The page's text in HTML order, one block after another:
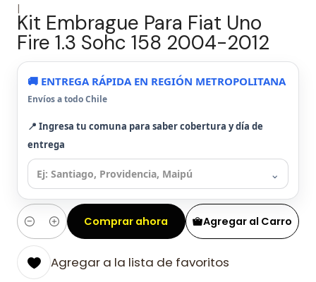
|
Kit Embrague Para Fiat Uno
Fire 1.3 Sohc 158 2004-2012
🚚 ENTREGA RÁPIDA EN REGIÓN METROPOLITANA
Envíos a todo Chile
📍 Ingresa tu comuna para saber cobertura y día de
entrega
⌄
Cantidad
Agregar al Carro
Comprar ahora
Agregar a la lista de favoritos